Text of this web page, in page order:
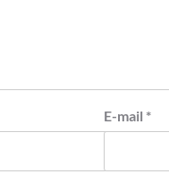
E-mail *